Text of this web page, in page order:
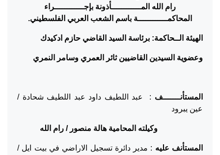
رام الله المــــــــــــأذونة بإجــــــــــــراء
المحاكمــــــــــــة باسم الشعب العربي الفلسطيني.
الهيئة الــحاكمة: برئاسة السيد القاضي حازم ادكيدك
وعضوية السيدين القاضيين ثائر العمري وسامر النمري
المستأنـــــــف : عبد اللطيف داود عبد اللطيف شحادة /
عين يبرود
وكيلته المحامية هالة منصور / رام الله
المستأنف عليه : مدير دائرة تسجيل الاراضي في بيت ايل /